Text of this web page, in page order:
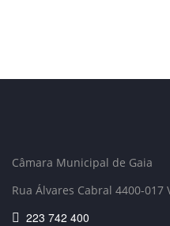
Câmara Municipal de Gaia
Rua Álvares Cabral 4400-017
223 742 400